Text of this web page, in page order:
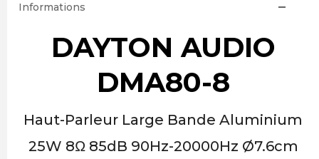
Informations
DAYTON AUDIO
DMA80-8
Haut-Parleur Large Bande Aluminium
25W 8Ω 85dB 90Hz-20000Hz Ø7.6cm